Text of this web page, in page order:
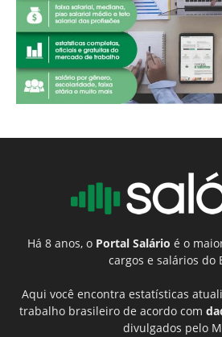
Há 8 anos, o Portal Salário é o
cargos e salários do
Aqui você encontra estatísticas
trabalho brasileiro de acordo com
divulgados pelo